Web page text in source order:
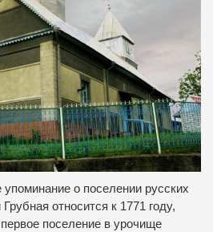
о поселении русских
относится к 1771 году,
поселение в урочище